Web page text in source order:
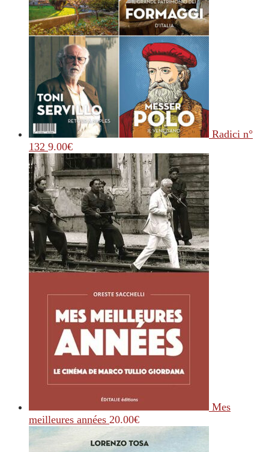
Radici n°
132 9.00€
Mes
meilleures années 20.00€